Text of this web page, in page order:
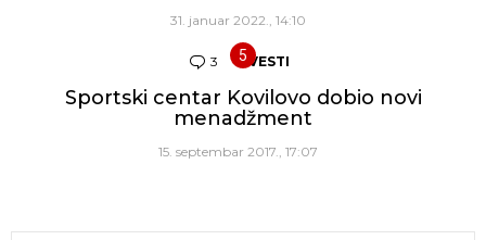
31. januar 2022., 14:10
3 Komentara
VESTI
Sportski centar Kovilovo dobio novi
menadžment
15. septembar 2017., 17:07